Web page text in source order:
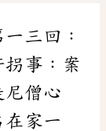
三回：
拐事：案
尼僧心
家一